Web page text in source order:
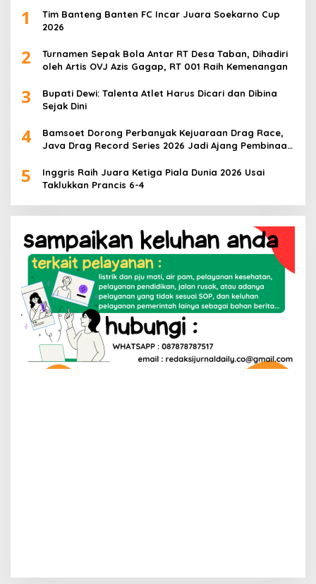
1
Tim Banteng Banten FC Incar Juara Soekarno Cup
2026
2
Turnamen Sepak Bola Antar RT Desa Taban, Dihadiri
oleh Artis OVJ Azis Gagap, RT 001 Raih Kemenangan
3
Bupati Dewi: Talenta Atlet Harus Dicari dan Dibina
Sejak Dini
4
Bamsoet Dorong Perbanyak Kejuaraan Drag Race,
Java Drag Record Series 2026 Jadi Ajang Pembinaan
5
Inggris Raih Juara Ketiga Piala Dunia 2026 Usai
Taklukkan Prancis 6-4